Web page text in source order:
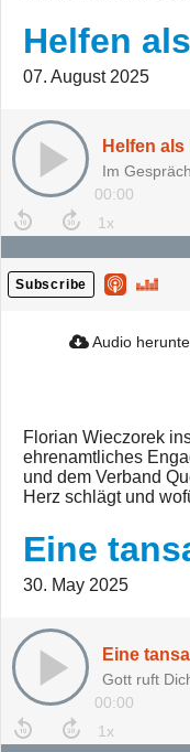
Helfen
07. August 2025
Helfen
Im
00:00
Subscribe
Audio
Florian Wieczorek
ehrenamtliches
und dem Verband
Herz schlägt und
Eine
30. May 2025
Eine
Gott ruft
00:00